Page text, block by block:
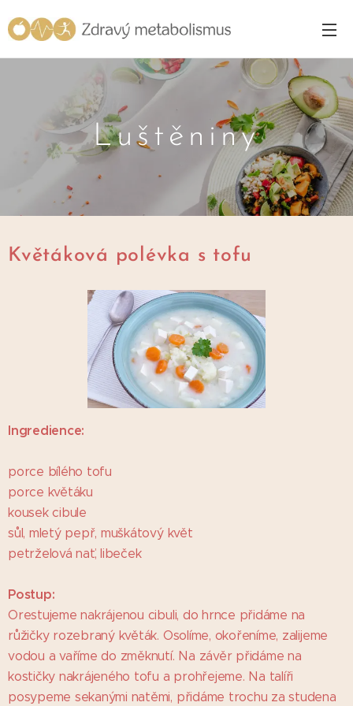
Luštěniny
Květáková polévka s tofu
Ingredience:
porce bílého tofu
porce květáku
kousek cibule
sůl, mletý pepř, muškátový květ
petrželová nať, libeček
Postup:
Orestujeme nakrájenou cibuli, do hrnce přidáme na
růžičky rozebraný květák. Osolíme, okořeníme, zalijeme
vodou a vaříme do změknutí. Na závěr přidáme na
kostičky nakrájeného tofu a prohřejeme. Na talíři
posypeme sekanými natěmi, přidáme trochu za studena